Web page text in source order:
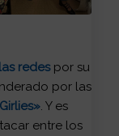
redespor su
por las
. Y es
entre los